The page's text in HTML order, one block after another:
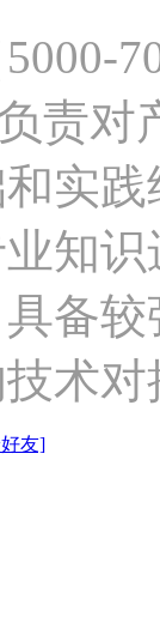
责对
实
知
备
术对
友]